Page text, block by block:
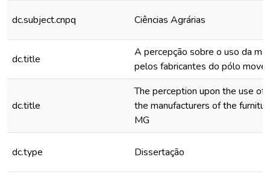
dc.subject.cnpq Ciências Agrárias
dc.title
A percepção sobre o uso da
pelos fabricantes do pólo
dc.title
The perception upon the use of
the manufacturers of the
MG
dc.type Dissertação